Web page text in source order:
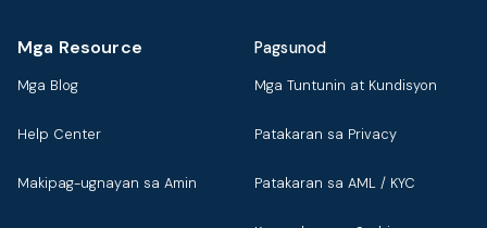
Mga Resource
Mga Blog
Help Center
Makipag-ugnayan sa Amin
Pagsunod
Mga Tuntunin at Kundisyon
Patakaran sa Privacy
Patakaran sa AML / KYC